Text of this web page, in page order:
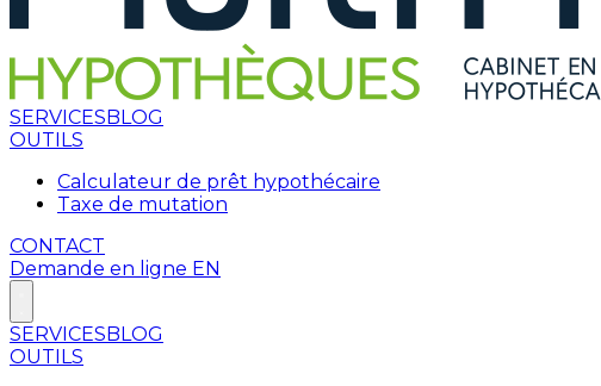
SERVICESBLOG
OUTILS
Calculateur de prêt hypothécaire
Taxe de mutation
CONTACT
Demande en ligne EN
SERVICESBLOG
OUTILS